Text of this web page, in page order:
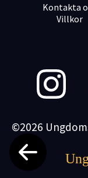
Kontakta
Villkor
©2026